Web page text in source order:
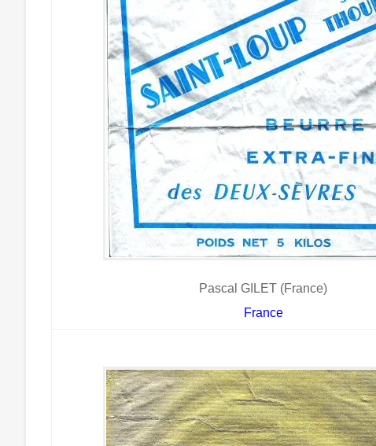
Pascal GILET (France)
France